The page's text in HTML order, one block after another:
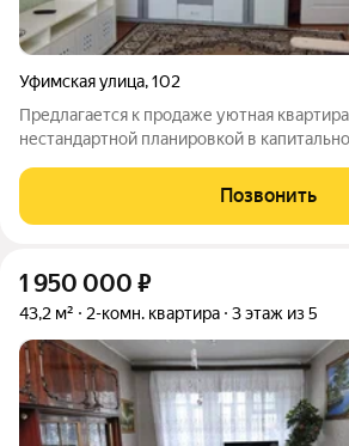
Уфимская улица,102
Предлагается к продаже уютная
нестандартной планировкой в
полностью с мебелью. Вам не придётся
мебель и технику. Можно
Позвонить
1 950 000 ₽
43,2 м² 2-комн. квартира 3 этаж из 5